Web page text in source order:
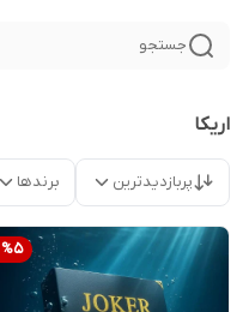
جستجو
اریکا
پربازدیدترین برندها
%5